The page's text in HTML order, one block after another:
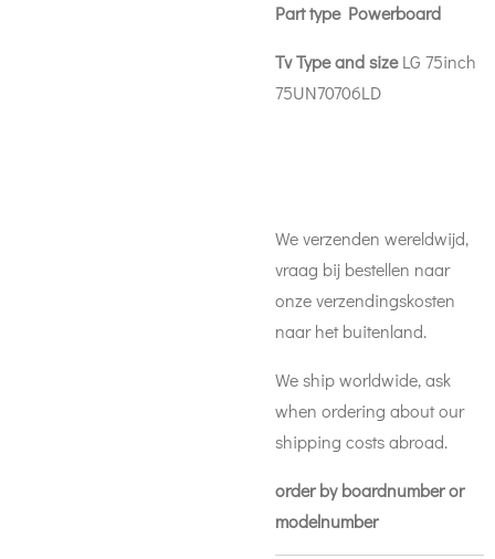
Part type Powerboard
Tv Type and sizeLG 75inch
75UN70706LD
We verzenden wereldwijd,
vraag bij bestellen naar
onze verzendingskosten
naar het buitenland.
We ship worldwide, ask
when ordering about our
shipping costs abroad.
order by boardnumber or
modelnumber